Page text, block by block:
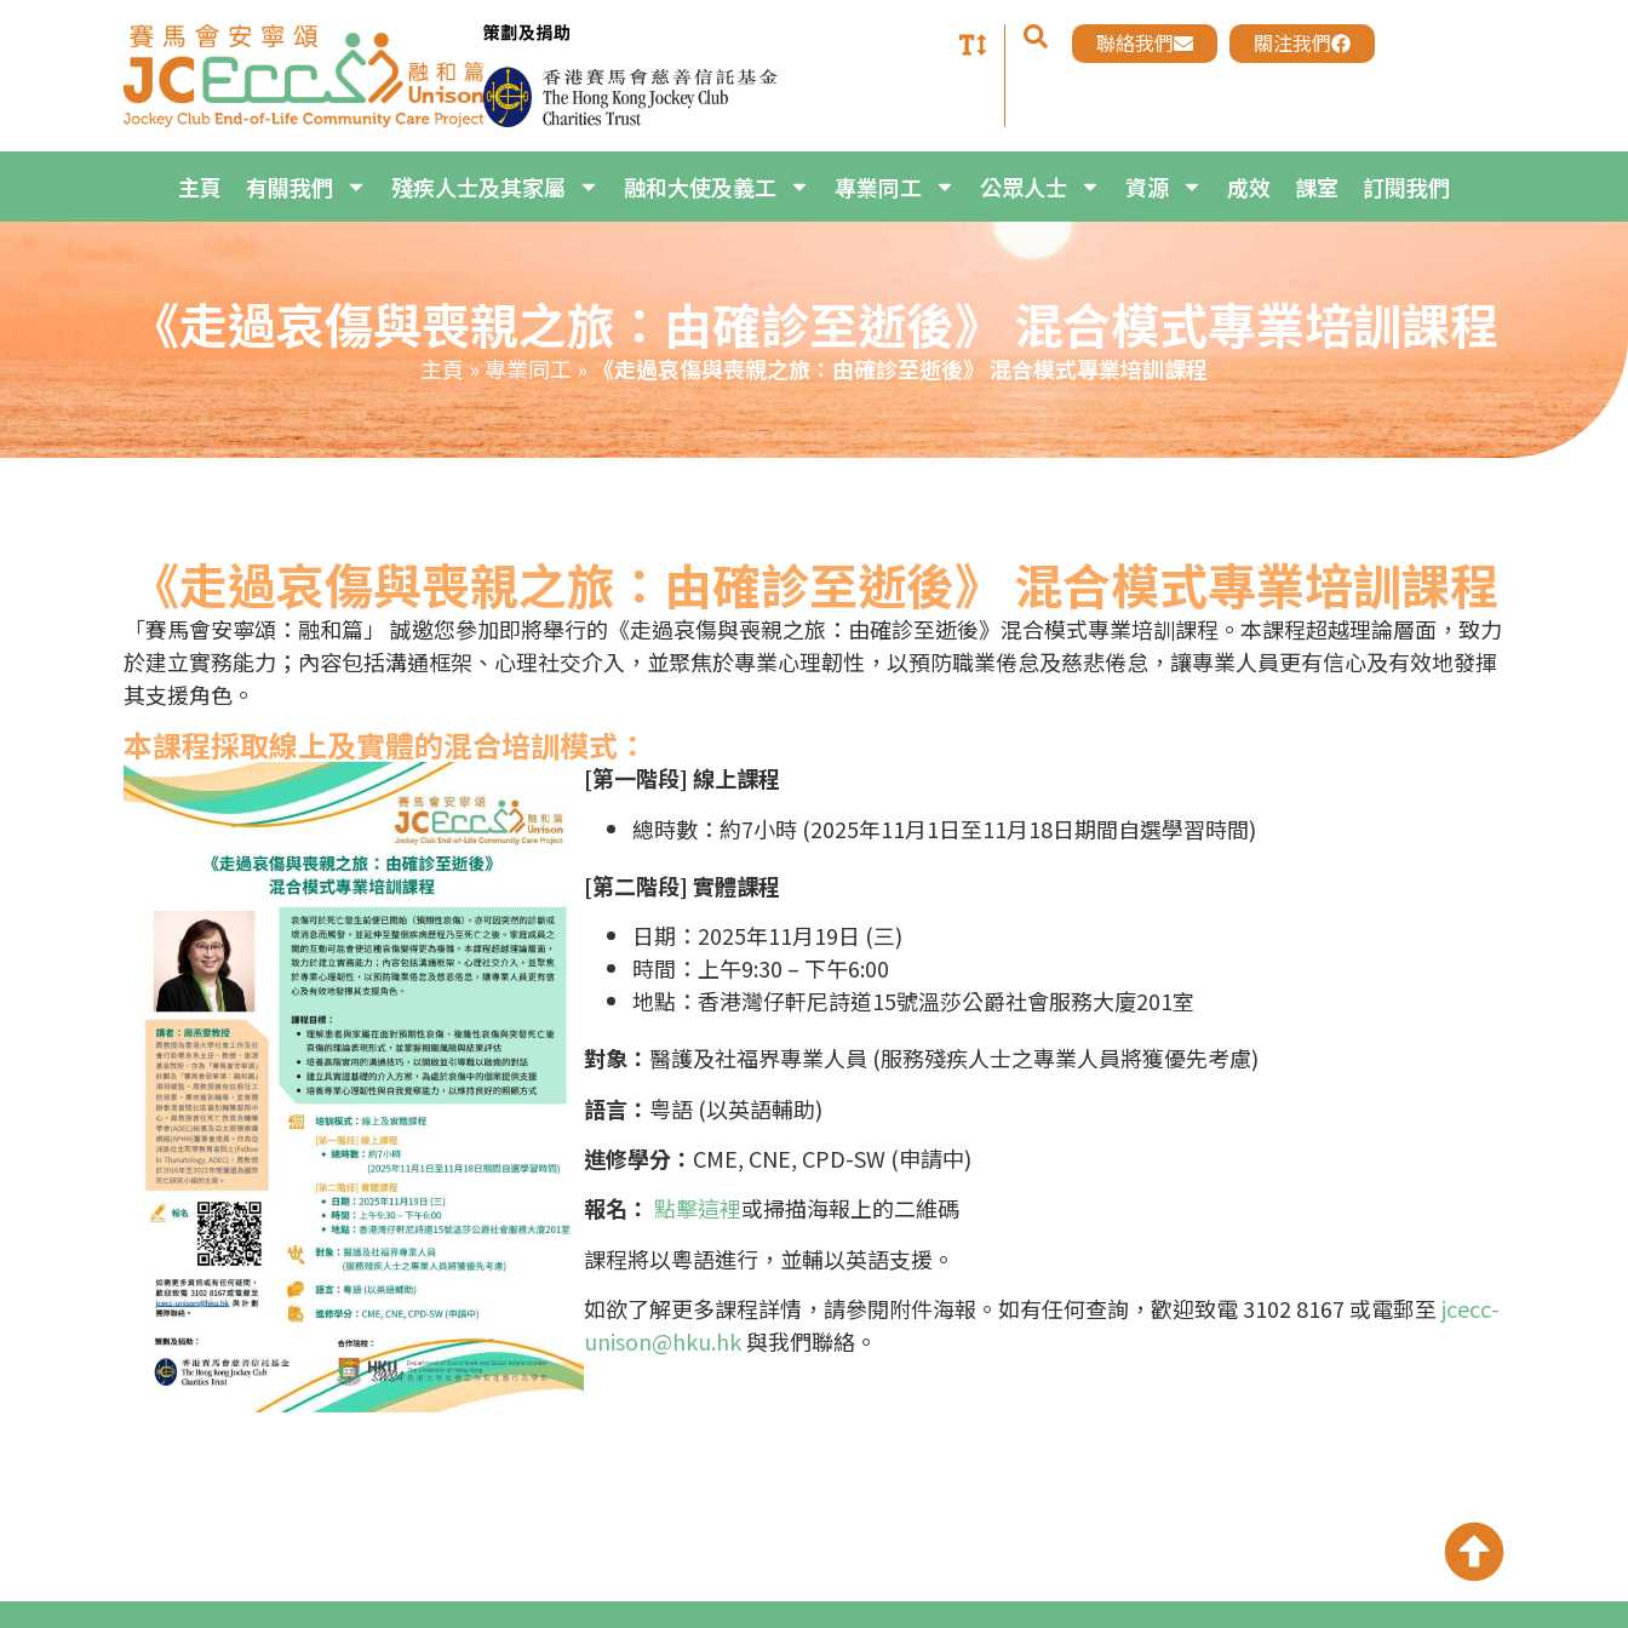
聯絡我們 關注我們
主頁 有關我們 殘疾人士及其家屬 融和大使及義工 專業同工 公眾人士 資源 成效 課室 訂閱我們
《走過哀傷與喪親之旅：由確診至逝後》 混合模式專業培訓課程
主頁»專業同工» 《走過哀傷與喪親之旅：由確診至逝後》 混合模式專業培訓課程
《走過哀傷與喪親之旅：由確診至逝後》 混合模式專業培訓課程
「賽馬會安寧頌：融和篇」 誠邀您參加即將舉行的《走過哀傷與喪親之旅：由確診至逝後》混合模式專業培訓課程。本課程超越理論層面，致力
於建立實務能力；內容包括溝通框架、心理社交介入，並聚焦於專業心理韌性，以預防職業倦怠及慈悲倦怠，讓專業人員更有信心及有效地發揮
其支援角色。
本課程採取線上及實體的混合培訓模式：
[第一階段] 線上課程
總時數：約7小時 (2025年11月1日至11月18日期間自選學習時間)
[第二階段] 實體課程
日期：2025年11月19日 (三)
時間：上午9:30 – 下午6:00
地點：香港灣仔軒尼詩道15號溫莎公爵社會服務大廈201室
對象： 醫護及社福界專業人員 (服務殘疾人士之專業人員將獲優先考慮)
語言： 粤語 (以英語輔助)
進修學分： CME, CNE, CPD-SW (申請中)
報名： 點擊這裡或掃描海報上的二維碼
課程將以粵語進行，並輔以英語支援。
如欲了解更多課程詳情，請參閱附件海報。如有任何查詢，歡迎致電 3102 8167 或電郵至 jcecc-
unison@hku.hk與我們聯絡。